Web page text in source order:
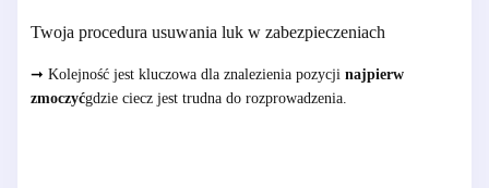
Twoja procedura usuwania luk w zabezpieczeniach
➞ Kolejność jest kluczowa dla znalezienia pozycji najpierw
zmoczyćgdzie ciecz jest trudna do rozprowadzenia.